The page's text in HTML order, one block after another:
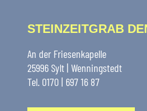
STEINZEITGRAB
An der Friesenkapelle
25996 Sylt | Wenningstedt
Tel. 0170 | 697 16 87